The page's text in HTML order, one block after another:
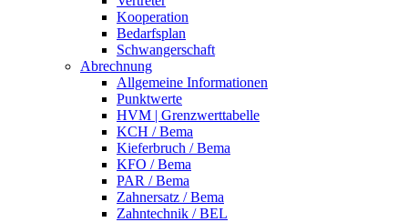
Kooperation
Bedarfsplan
Schwangerschaft
Abrechnung
Allgemeine Informationen
Punktwerte
HVM | Grenzwerttabelle
KCH / Bema
Kieferbruch / Bema
KFO / Bema
PAR / Bema
Zahnersatz / Bema
Zahntechnik / BEL